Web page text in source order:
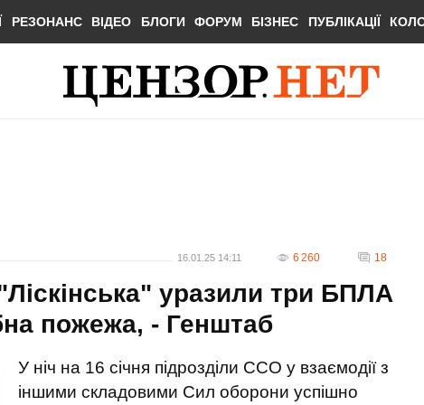
РЕЗОНАНС ВІДЕО БЛОГИ ФОРУМ БІЗНЕС ПУБЛІКАЦІЇ
16.01.25 14:11 6 260 18
уразили три БПЛА
пожежа, - Генштаб
У ніч на 16 січня підрозділи ССО у взаємодії з
іншими складовими Сил оборони успішно